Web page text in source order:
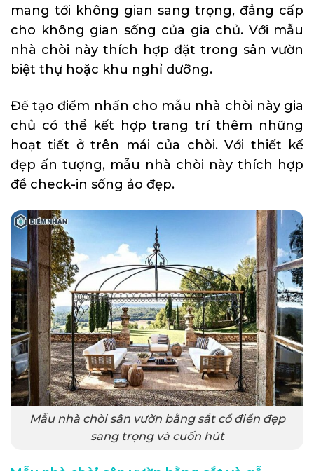
mang tới không gian sang trọng, đẳng cấp
cho không gian sống của gia chủ. Với mẫu
nhà chòi này thích hợp đặt trong sân vườn
biệt thự hoặc khu nghỉ dưỡng.
Để tạo điểm nhấn cho mẫu nhà chòi này gia
chủ có thể kết hợp trang trí thêm những
hoạt tiết ở trên mái của chòi. Với thiết kế
đẹp ấn tượng, mẫu nhà chòi này thích hợp
để check-in sống ảo đẹp.
Mẫu nhà chòi sân vườn bằng sắt cổ điển đẹp
sang trọng và cuốn hút